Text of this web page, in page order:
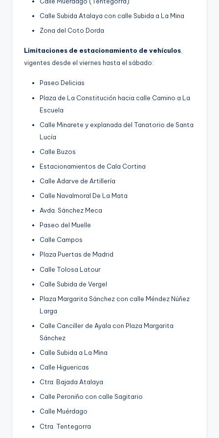
Calle Subida Atalaya con calle Subida a La Mina
Zona del Coto Dorda
Limitaciones de estacionamiento de vehículos,
vigentes desde el viernes hasta el sábado:
Paseo Delicias
Plaza de La Constitución hacia calle Camino a La
Escuela
Calle Minarete y explanada del Tanatorio de Santa
Lucía
Calle Buzos
Estacionamientos de Cala Cortina
Calle Adarve de Artillería
Calle Navalmoral De La Mata
Avda. Sánchez Meca
Paseo del Muelle
Calle Campos
Plaza Puertas de Madrid
Calle Tolosa Latour
Calle Subida de Vergel
Plaza Margarita Sánchez con calle Méndez Núñez
Larga
Calle Canciller de Ayala con Plaza Margarita
Sánchez
Calle Subida a La Mina
Calle Higuericas
Ctra. Bajada Atalaya
Calle Peroniño con calle Sagitario
Calle Muérdago
Ctra. Tentegorra